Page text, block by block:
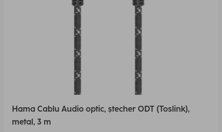
Hama Cablu Audio optic, ștecher ODT (Toslink),
metal, 3 m